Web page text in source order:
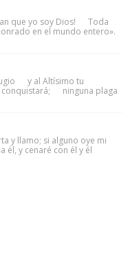
que yo soy Dios! Toda
en el mundo entero».
y al Altísimo tu
conquistará; ninguna plaga
y llamo; si alguno oye mi
él, y cenaré con él y él